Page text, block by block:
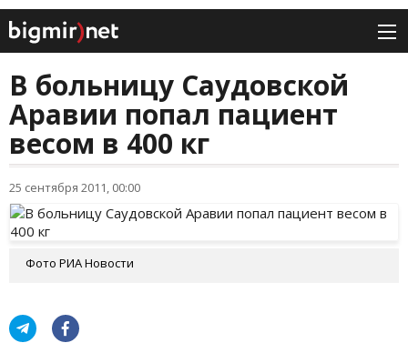
В больницу Саудовской
Аравии попал пациент
весом в 400 кг
25 сентября 2011, 00:00
Фото РИА Новости